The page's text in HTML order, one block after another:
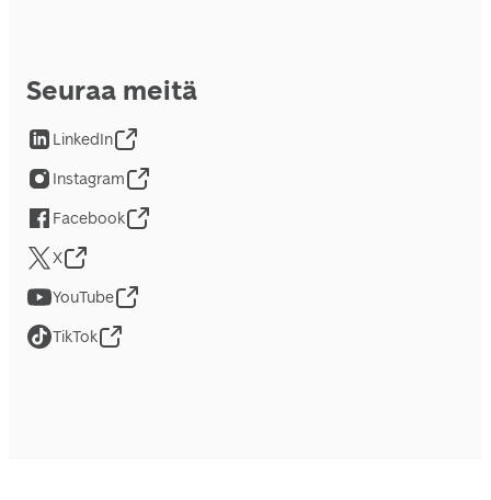
Seuraa meitä
LinkedIn
Instagram
Facebook
X
YouTube
TikTok